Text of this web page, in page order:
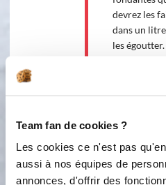
Team fan de cookies ?
Les cookies ce n'est pas
aussi à nos équipes de
annonces, d'offrir des
devrez les
dans un
les
soin de
de travail
carottes en
cm sur 50